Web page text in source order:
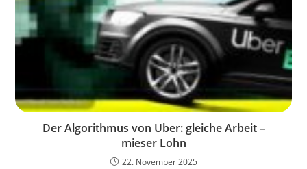
Der Algorithmus von Uber: gleiche Arbeit –
mieser Lohn
22. November 2025